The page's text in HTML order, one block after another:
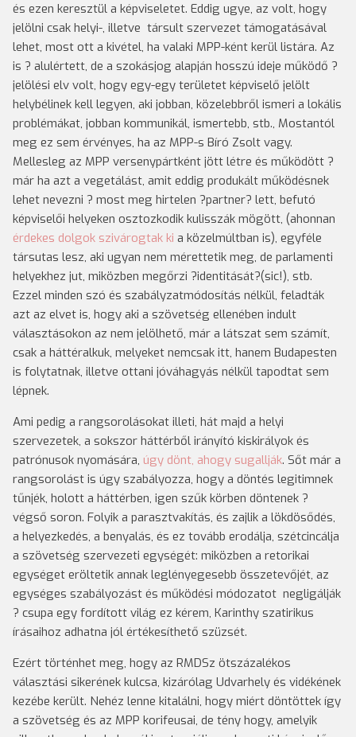
és ezen keresztül a képviseletet. Eddig ugye, az volt, hogy
jelölni csak helyi-, illetve társult szervezet támogatásával
lehet, most ott a kivétel, ha valaki MPP-ként kerül listára. Az
is ? alulértett, de a szokásjog alapján hosszú ideje működő ?
jelölési elv volt, hogy egy-egy területet képviselő jelölt
helybélinek kell legyen, aki jobban, közelebbről ismeri a lokális
problémákat, jobban kommunikál, ismertebb, stb., Mostantól
meg ez sem érvényes, ha az MPP-s Bíró Zsolt vagy.
Mellesleg az MPP versenypártként jött létre és működött ?
már ha azt a vegetálást, amit eddig produkált működésnek
lehet nevezni ? most meg hirtelen ?partner? lett, befutó
képviselői helyeken osztozkodik kulisszák mögött, (ahonnan
érdekes dolgok szivárogtak ki a közelmúltban is), egyféle
társutas lesz, aki ugyan nem mérettetik meg, de parlamenti
helyekhez jut, miközben megőrzi ?identitását?(sic!), stb.
Ezzel minden szó és szabályzatmódosítás nélkül, feladták
azt az elvet is, hogy aki a szövetség ellenében indult
választásokon az nem jelölhető, már a látszat sem számít,
csak a háttéralkuk, melyeket nemcsak itt, hanem Budapesten
is folytatnak, illetve ottani jóváhagyás nélkül tapodtat sem
lépnek.
Ami pedig a rangsorolásokat illeti, hát majd a helyi
szervezetek, a sokszor háttérből irányító kiskirályok és
patrónusok nyomására, úgy dönt, ahogy sugallják. Sőt már a
rangsorolást is úgy szabályozza, hogy a döntés legitimnek
tűnjék, holott a háttérben, igen szűk körben döntenek ?
végső soron. Folyik a parasztvakítás, és zajlik a lökdösődés,
a helyezkedés, a benyalás, és ez tovább erodálja, szétcincálja
a szövetség szervezeti egységét: miközben a retorikai
egységet eröltetik annak leglényegesebb összetevőjét, az
egységes szabályozást és működési módozatot negligálják
? csupa egy fordított világ ez kérem, Karinthy szatirikus
írásaihoz adhatna jól értékesíthető szüzsét.
Ezért történhet meg, hogy az RMDSz ötszázalékos
választási sikerének kulcsa, kizárólag Udvarhely és vidékének
kezébe került. Nehéz lenne kitalálni, hogy miért döntöttek így
a szövetség és az MPP korifeusai, de tény hogy, amelyik